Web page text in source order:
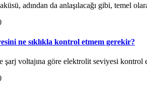
adından da anlaşılacağı gibi, temel
ne sıklıkla kontrol etmem gerekir?
şarj voltajına göre elektrolit seviyesi